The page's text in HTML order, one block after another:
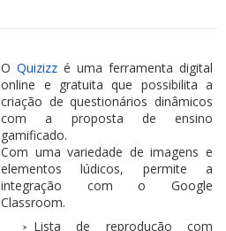
OQuizizz é uma ferramenta digital
online e gratuita que possibilita a
criação de questionários dinâmicos
com a proposta de ensino
gamificado.
Com uma variedade de imagens e
elementos lúdicos, permite a
integração com o Google
Classroom.
Lista de reprodução com